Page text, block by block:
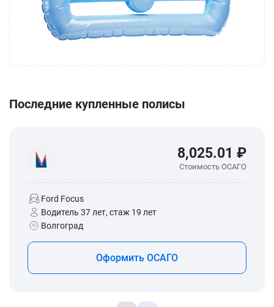
Последние купленные полисы
8,025.01 ₽
Стоимость ОСАГО
Ford Focus
Водитель 37 лет, стаж 19 лет
Волгоград
Оформить ОСАГО